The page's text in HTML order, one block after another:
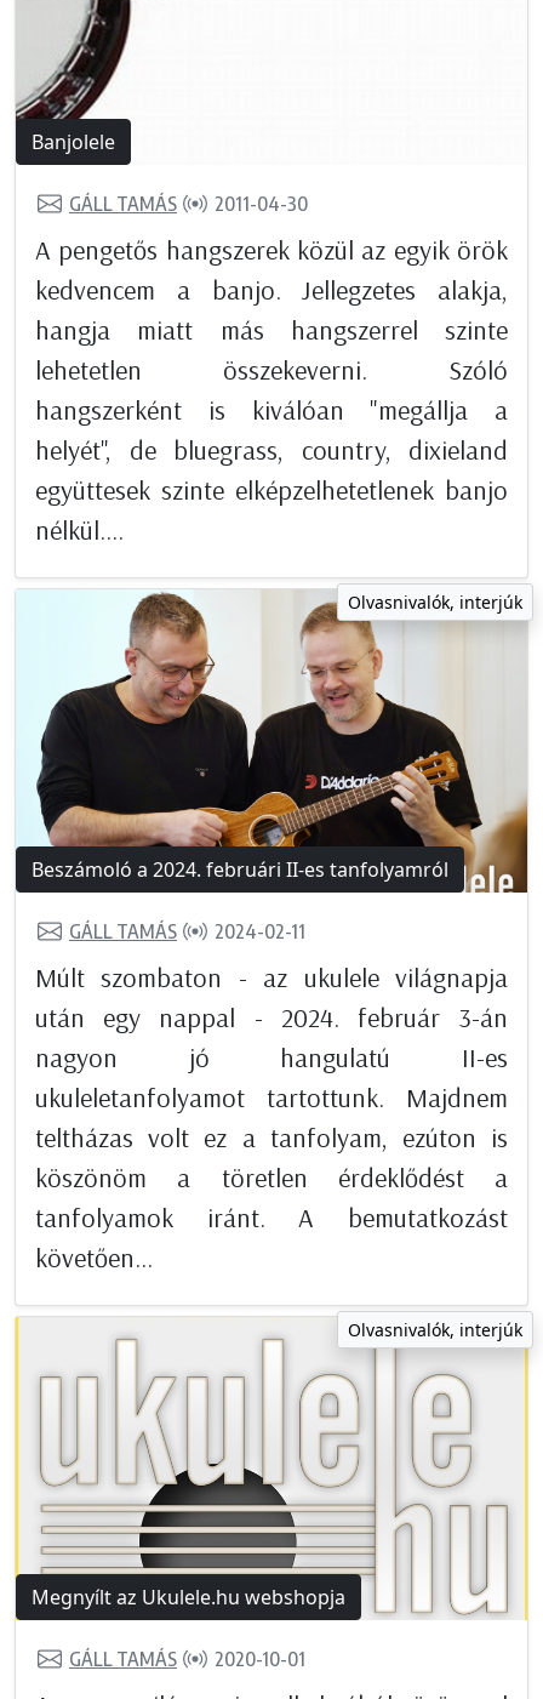
Banjolele
GÁLL TAMÁS 2011-04-30
A pengetős hangszerek közül az egyik örök
kedvencem a banjo. Jellegzetes alakja,
hangja miatt más hangszerrel szinte
lehetetlen összekeverni. Szóló
hangszerként is kiválóan "megállja a
helyét", de bluegrass, country, dixieland
együttesek szinte elképzelhetetlenek banjo
nélkül....
Olvasnivalók, interjúk
Beszámoló a 2024. februári II-es tanfolyamról
GÁLL TAMÁS 2024-02-11
Múlt szombaton - az ukulele világnapja
után egy nappal - 2024. február 3-án
nagyon jó hangulatú II-es
ukuleletanfolyamot tartottunk. Majdnem
teltházas volt ez a tanfolyam, ezúton is
köszönöm a töretlen érdeklődést a
tanfolyamok iránt. A bemutatkozást
követően...
Olvasnivalók, interjúk
Megnyílt az Ukulele.hu webshopja
GÁLL TAMÁS 2020-10-01